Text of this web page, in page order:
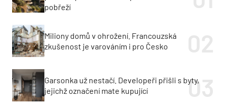
pobřeží
Miliony domů v ohrožení. Francouzská
zkušenost je varováním i pro Česko
Garsonka už nestačí. Developeři přišli s byty,
jejichž označení mate kupující